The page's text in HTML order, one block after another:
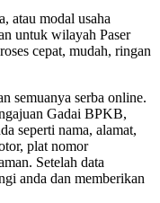
atau modal usaha
untuk wilayah Paser
cepat, mudah, ringan
semuanya serba online.
Gadai BPKB,
seperti nama, alamat,
plat nomor
Setelah data
anda dan memberikan